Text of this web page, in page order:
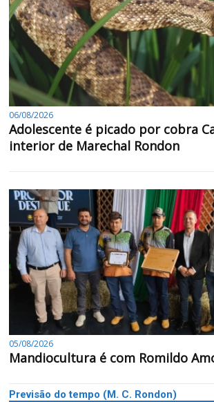
06/08/2026
Adolescente é picado por cobra
interior de Marechal Rondon
05/08/2026
Mandiocultura é com Romildo
Previsão do tempo (M. C. Rondon)